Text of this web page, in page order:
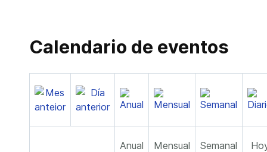
Calendario de eventos
Anual Mensual Semanal